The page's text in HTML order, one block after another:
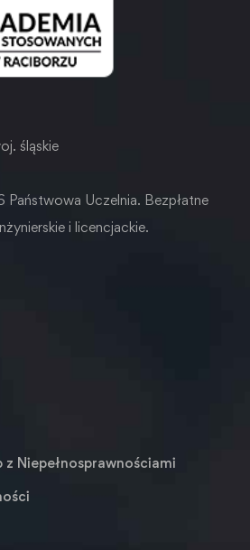
śląskie
Uczelnia. Bezpłatne
i licencjackie.
z Niepełnosprawnościami